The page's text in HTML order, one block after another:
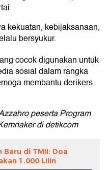
kekuatan, kebijaksanaan,
bersyukur.
cocok digunakan untuk
sosial dalam rangka
membantu derikers.
peserta Program
di detikcom
Baru di TMII: Doa
1.000 Lilin